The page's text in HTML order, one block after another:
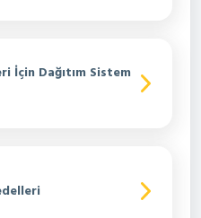
İçin Dağıtım Sistem